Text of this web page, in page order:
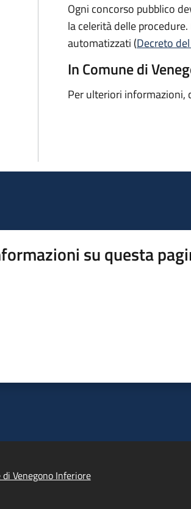
Ogni concorso pubblico
la celerità delle
automatizzati (Decreto
In Comune di
Per ulteriori informazioni,
su questa
di Venegono Inferiore